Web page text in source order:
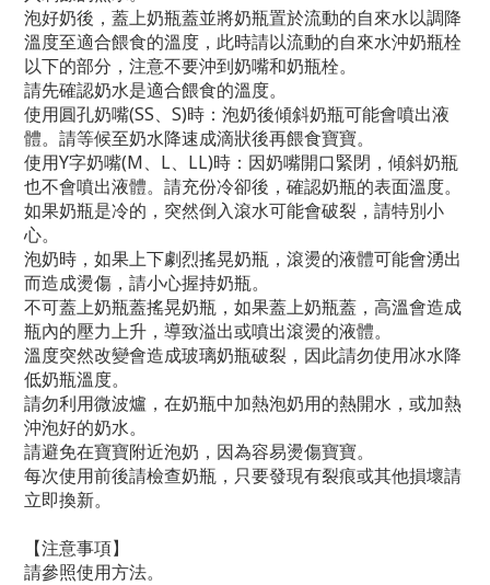
泡好奶後，蓋上奶瓶蓋並將奶瓶置於流動的自來水以調降
溫度至適合餵食的溫度，此時請以流動的自來水沖奶瓶栓
以下的部分，注意不要沖到奶嘴和奶瓶栓。
請先確認奶水是適合餵食的溫度。
使用圓孔奶嘴(SS、S)時：泡奶後傾斜奶瓶可能會噴出液
體。請等候至奶水降速成滴狀後再餵食寶寶。
使用Y字奶嘴(M、L、LL)時：因奶嘴開口緊閉，傾斜奶瓶
也不會噴出液體。請充份冷卻後，確認奶瓶的表面溫度。
如果奶瓶是冷的，突然倒入滾水可能會破裂，請特別小
心。
泡奶時，如果上下劇烈搖晃奶瓶，滾燙的液體可能會湧出
而造成燙傷，請小心握持奶瓶。
不可蓋上奶瓶蓋搖晃奶瓶，如果蓋上奶瓶蓋，高溫會造成
瓶內的壓力上升，導致溢出或噴出滾燙的液體。
溫度突然改變會造成玻璃奶瓶破裂，因此請勿使用冰水降
低奶瓶溫度。
請勿利用微波爐，在奶瓶中加熱泡奶用的熱開水，或加熱
沖泡好的奶水。
請避免在寶寶附近泡奶，因為容易燙傷寶寶。
每次使用前後請檢查奶瓶，只要發現有裂痕或其他損壞請
立即換新。
【注意事項】
請參照使用方法。